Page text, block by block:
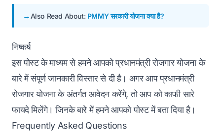
Also Read About: PMMY सरकारी योजना क्या है?
निष्कर्ष
इस पोस्ट के माध्यम से हमने आपको प्रधानमंत्री रोजगार योजना के
बारे में संपूर्ण जानकारी विस्तार से दी है। अगर आप प्रधानमंत्री
रोजगार योजना के अंतर्गत आवेदन करेंगे, तो आप को काफी सारे
फायदे मिलेंगे। जिनके बारे में हमने आपको पोस्ट में बता दिया है।
Frequently Asked Questions